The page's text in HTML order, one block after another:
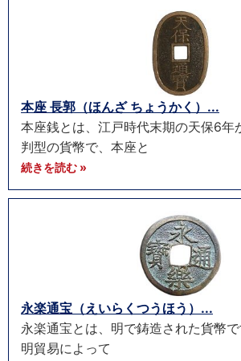
本座 長郭（ほんざ ちょうかく）...
本座銭とは、江戸時代末期の天保6年
判型の貨幣で、本座と
続きを読む »
永楽通宝（えいらくつうほう）...
永楽通宝とは、明で鋳造された貨幣
明貿易によって